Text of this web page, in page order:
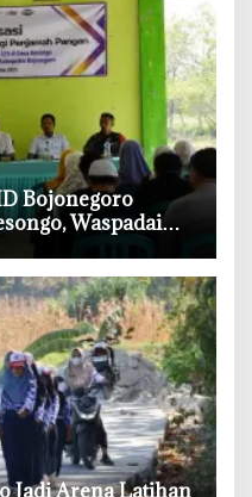
Bojonegoro
Waspadai
Jadi Arena Latihan